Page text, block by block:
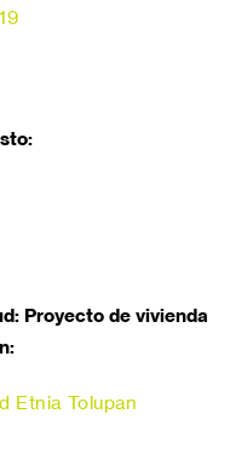
Proyecto de vivienda
Etnia Tolupan